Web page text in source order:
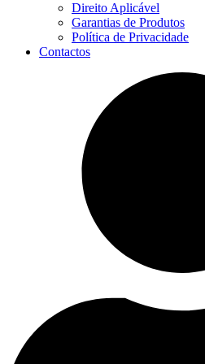
Direito Aplicável
Garantias de Produtos
Política de Privacidade
Contactos